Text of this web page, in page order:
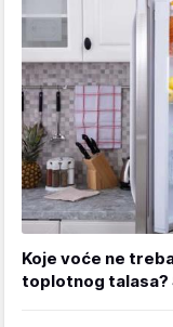
Koje voće ne
toplotnog talasa?